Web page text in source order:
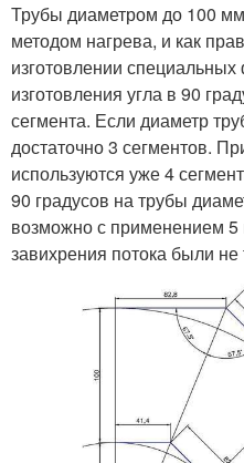
Трубы диаметром до 100 мм
методом нагрева, и как
изготовлении
изготовления угла в 90
сегмента. Если диаметр
достаточно 3 сегментов.
используются уже 4
90 градусов на трубы
возможно с применением 5
завихрения потока были